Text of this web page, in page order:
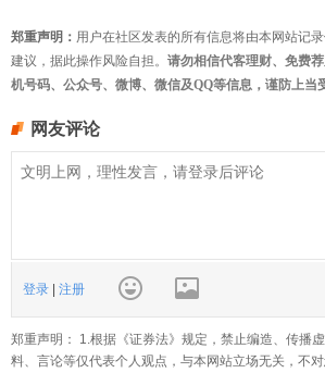
郑重声明： 用户在社区发表的所有信息将由本网站记
建议，据此操作风险自担。 请勿相信代客理财、免费
机号码、公众号、微博、微信及QQ等信息，谨防上当
网友评论
登录 | 注册
郑重声明： 1.根据《证券法》规定，禁止编造、传播
料、言论等仅代表个人观点，与本网站立场无关，不